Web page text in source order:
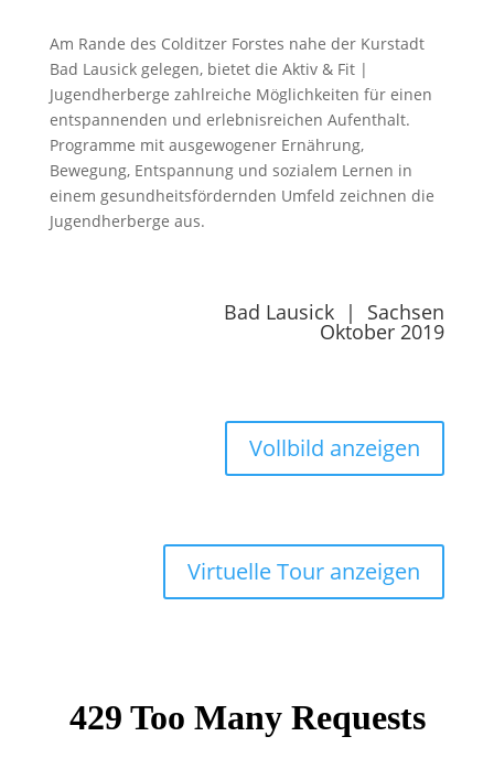
Am Rande des Colditzer Forstes nahe der Kurstadt
Bad Lausick gelegen, bietet die Aktiv & Fit |
Jugendherberge zahlreiche Möglichkeiten für einen
entspannenden und erlebnisreichen Aufenthalt.
Programme mit ausgewogener Ernährung,
Bewegung, Entspannung und sozialem Lernen in
einem gesundheitsfördernden Umfeld zeichnen die
Jugendherberge aus.
Bad Lausick | Sachsen
Oktober 2019
Vollbild anzeigen
Virtuelle Tour anzeigen